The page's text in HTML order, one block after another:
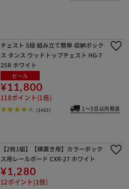
チェスト 5段 組み立て簡単 収納ボック
ス タンス ウッドトップチェスト HG-7
25R ホワイト
セール
¥11,800
118ポイント(1倍)
(1463) 1～3日以内発送
【2枚1組】【横置き用】カラーボック
ス用レールボード CXR-27 ホワイト
¥1,280
12ポイント(1倍)